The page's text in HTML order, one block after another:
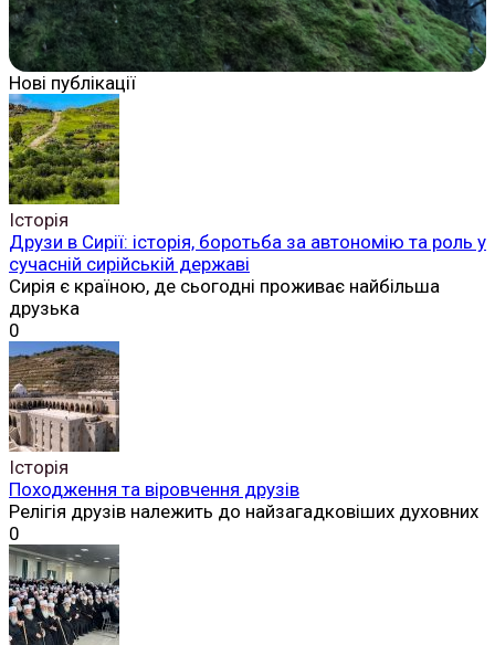
Нові публікації
Історія
Друзи в Сирії: історія, боротьба за автономію та роль у
сучасній сирійській державі
Сирія є країною, де сьогодні проживає найбільша
друзька
0
Історія
Походження та віровчення друзів
Релігія друзів належить до найзагадковіших духовних
0